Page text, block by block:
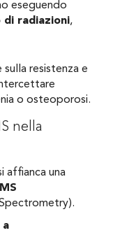
eseguendo
radiazioni,
sulla resistenza e
o osteoporosi.
nella
affianca una
a